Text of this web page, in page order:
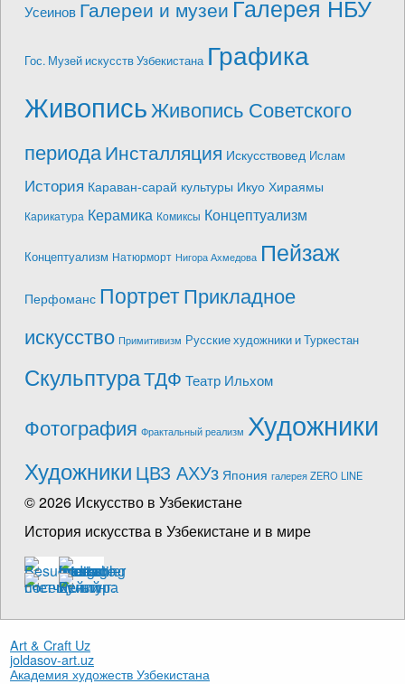
Усеинов Галереи и музеи Галерея НБУ
Гос. Музей искусств Узбекистана Графика
ЖивописьЖивопись Советского
периодаИнсталляция Искусствовед Ислам
История Караван-сарай культуры Икуо Хираямы
Карикатура Керамика Комиксы Концептуализм
Концептуализм Натюрморт Нигора Ахмедова Пейзаж
Перфоманс ПортретПрикладное
искусство Примитивизм Русские художники и Туркестан
СкульптураТДФ Театр Ильхом
Фотография Фрактальный реализм Художники
Художники ЦВЗ АХУз Япония галерея ZERO LINE
© 2026 Искусство в Узбекистане
История искусства в Узбекистане и в мире
Art & Craft Uz
joldasov-art.uz
Академия художеств Узбекистана